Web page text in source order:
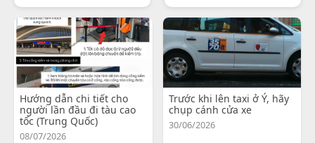
Hướng dẫn chi tiết cho
người lần đầu đi tàu cao
tốc (Trung Quốc)
08/07/2026
Trước khi lên taxi ở Ý, hãy
chụp cánh cửa xe
30/06/2026